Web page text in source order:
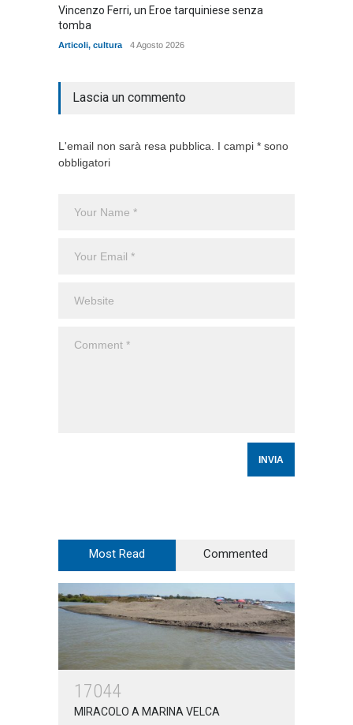
Vincenzo Ferri, un Eroe tarquiniese senza
tomba
Articoli, cultura 4 Agosto 2026
Lascia un commento
L'email non sarà resa pubblica. I campi * sono
obbligatori
Most Read Commented
17044
MIRACOLO A MARINA VELCA